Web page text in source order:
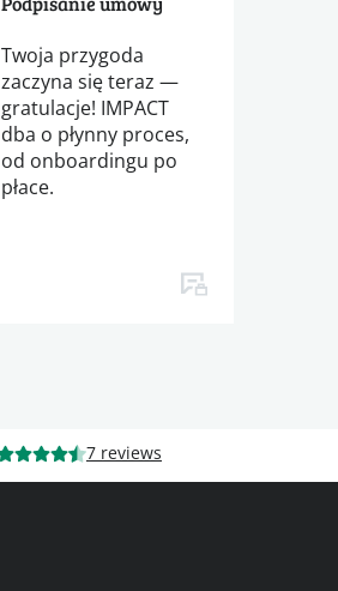
Twoja przygoda
zaczyna się teraz —
gratulacje! IMPACT
dba o płynny proces,
od onboardingu po
płace.
7 reviews